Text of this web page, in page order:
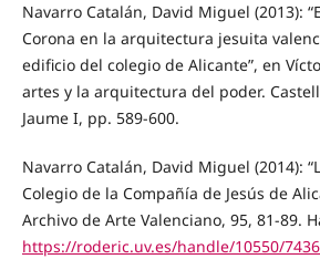
Navarro Catalán, David Miguel (2013):
Corona en la arquitectura jesuita
edificio del colegio de Alicante”, en
artes y la arquitectura del poder.
Jaume I, pp. 589-600.
Navarro Catalán, David Miguel (2014):
Colegio de la Compañía de Jesús de
Archivo de Arte Valenciano, 95, 81-89.
https://roderic.uv.es/handle/10550/